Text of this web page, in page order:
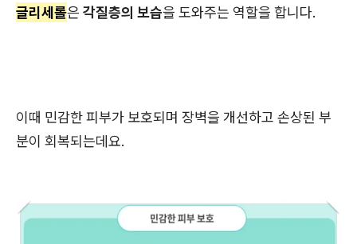
글리세롤은 각질층의 보습을 도와주는 역할을 합니다.
이때 민감한 피부가 보호되며 장벽을 개선하고 손상된 부
분이 회복되는데요.